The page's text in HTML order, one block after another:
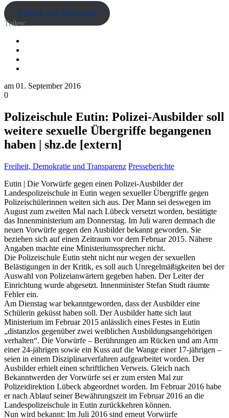
Zurück zur Übersicht
Teilen:
am 01. September 2016
0
Polizeischule Eutin: Polizei-Ausbilder soll
weitere sexuelle Übergriffe begangenen
haben | shz.de [extern]
Freiheit, Demokratie und Transparenz Presseberichte
Eutin | Die Vorwürfe gegen einen Polizei-Ausbilder der
Landespolizeischule in Eutin wegen sexueller Übergriffe gegen
Polizeischülerinnen weiten sich aus. Der Mann sei deswegen im
August zum zweiten Mal nach Lübeck versetzt worden, bestätigte
das Innenministerium am Donnerstag. Im Juli waren demnach die
neuen Vorwürfe gegen den Ausbilder bekannt geworden. Sie
beziehen sich auf einen Zeitraum vor dem Februar 2015. Nähere
Angaben machte eine Ministeriumssprecher nicht.
Die Polizeischule Eutin steht nicht nur wegen der sexuellen
Belästigungen in der Kritik, es soll auch Unregelmäßigkeiten bei der
Auswahl von Polizeianwärtern gegeben haben. Der Leiter der
Einrichtung wurde abgesetzt. Innenminister Stefan Studt räumte
Fehler ein.
Am Dienstag war bekanntgeworden, dass der Ausbilder eine
Schülerin geküsst haben soll. Der Ausbilder hatte sich laut
Ministerium im Februar 2015 anlässlich eines Festes in Eutin
„distanzlos gegenüber zwei weiblichen Ausbildungsangehörigen
verhalten“. Die Vorwürfe – Berührungen am Rücken und am Arm
einer 24-jährigen sowie ein Kuss auf die Wange einer 17-jährigen –
seien in einem Disziplinarverfahren aufgearbeitet worden. Der
Ausbilder erhielt einen schriftlichen Verweis. Gleich nach
Bekanntwerden der Vorwürfe sei er zum ersten Mal zur
Polizeidirektion Lübeck abgeordnet worden. Im Februar 2016 habe
er nach Ablauf seiner Bewährungszeit im Februar 2016 an die
Landespolizeischule in Eutin zurückkehren können.
Nun wird bekannt: Im Juli 2016 sind erneut Vorwürfe